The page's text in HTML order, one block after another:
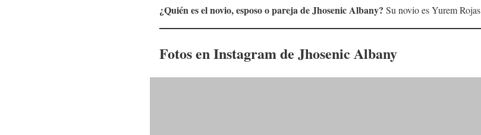
¿Quién es el novio, esposo o pareja deJhosenic Albany? Su novio es Yurem Rojas
Fotos en Instagram de Jhosenic Albany